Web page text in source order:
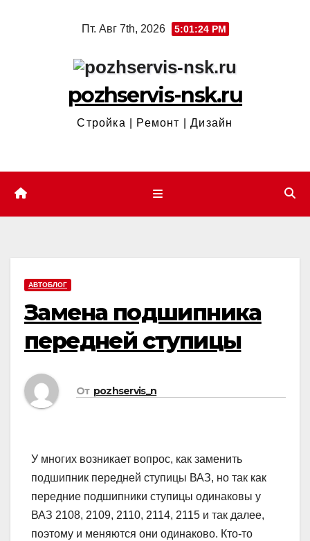
Пт. Авг 7th, 2026 5:01:26 PM
pozhservis-nsk.ru
Стройка | Ремонт | Дизайн
АВТОБЛОГ
Замена подшипника
передней ступицы
От pozhservis_n
У многих возникает вопрос, как заменить
подшипник передней ступицы ВАЗ, но так как
передние подшипники ступицы одинаковы у
ВАЗ 2108, 2109, 2110, 2114, 2115 и так далее,
поэтому и меняются они одинаково. Кто-то